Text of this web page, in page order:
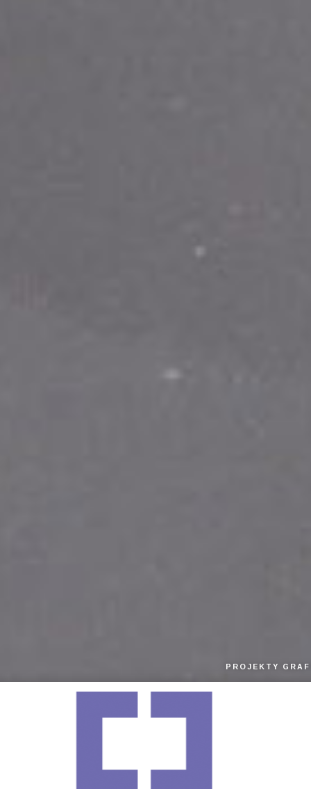
PROJEKTY